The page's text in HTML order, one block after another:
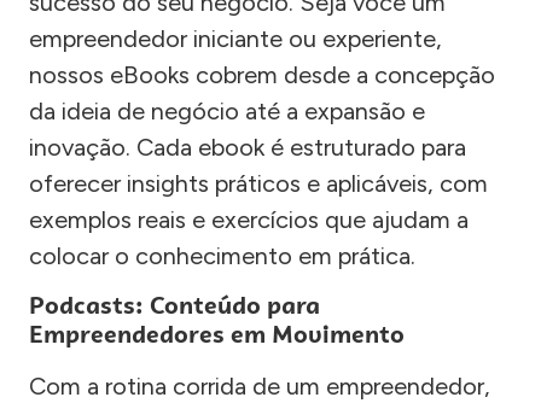
empreendedor iniciante ou experiente,
nossos eBooks cobrem desde a concepção
da ideia de negócio até a expansão e
inovação. Cada ebook é estruturado para
oferecer insights práticos e aplicáveis, com
exemplos reais e exercícios que ajudam a
colocar o conhecimento em prática.
Podcasts: Conteúdo para
Empreendedores em Movimento
Com a rotina corrida de um empreendedor,